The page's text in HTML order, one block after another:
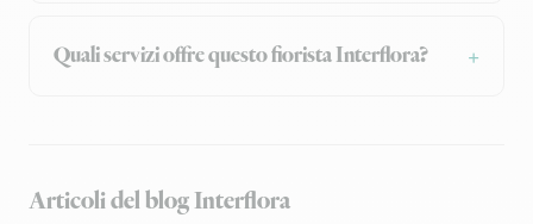
Quali servizi offre questo fiorista Interflora?
Articoli del blog Interflora